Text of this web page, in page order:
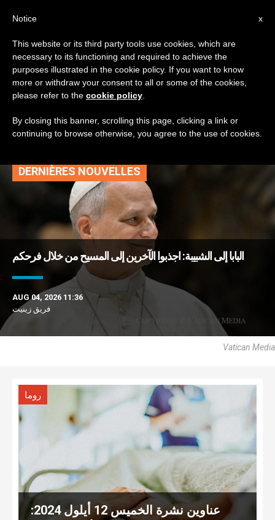
TAG
Posts Tagged
‘الإكوادور’
DERNIÈRES NOUVELLES
البابا إلى الشبيبة: اجذبوا الآخرين إلى المسيح من خلال فرحكم
AUG 04, 2026 11:36
فريق زينيت
Vatican Media
روما
عناوين نشرة الخميس 12 أيلول 2024:
x
Notice
This website or its third party tools use cookies, which are
necessary to its functioning and required to achieve the
purposes illustrated in the cookie policy. If you want to know
more or withdraw your consent to all or some of the cookies,
please refer to the cookie policy
By closing this banner, scrolling this page, clicking a link or
continuing to browse otherwise, you agree to the use of cookies.